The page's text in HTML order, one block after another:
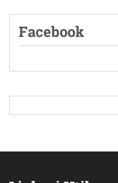
Facebook